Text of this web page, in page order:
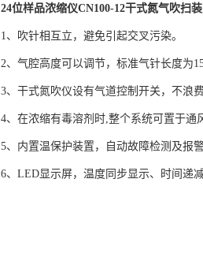
24位样品浓缩仪CN100-12干式氮气吹扫
1、吹针相互立，避免引起交叉污染。
2、气腔高度可以调节，标准气针长度为
3、干式氮吹仪设有气道控制开关，不浪费
4、在浓缩有毒溶剂时,整个系统可置于通
5、内置温保护装置，自动故障检测及报警
6、LED显示屏，温度同步显示、时间递